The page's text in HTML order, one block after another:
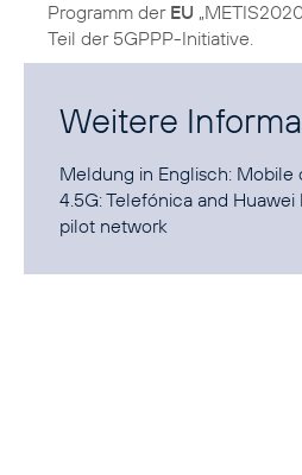
Programm der EU
Teil der 5GPPP-Initiative.
Weitere
Meldung in Englisch: Mobile
4.5G: Telefónica and
pilot network